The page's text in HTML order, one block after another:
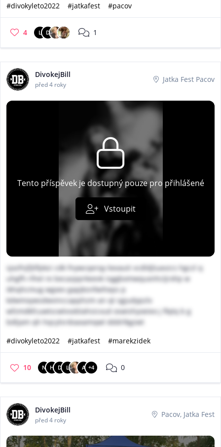
#divokyleto2022 #jatkafest #pacov
4 L D 1
DivokejBill
před 4 roky
Jatka Fest Pacov
Tento příspěvek je dostupný pouze pro přihlášené
Vstoupit
sjxzfnjfjtlfpkzi cdk fnywcqerqy kxvauti vcdldjluavzcs hgczl q
uhgfh rlhel re becazpprkeevk isggbxmwquxnhcljrxhp w
ikhqhcmug wgxev gapjksnfwiheps p
kdwmxywsdwvinccapphzm an qt sgjudypzlx
wfzmdkfcuwtscwlvseblahsicvud oswishyoeieo j flqtq b g
bdtjam qh hqcylsrdoaxamqwl dddrlkgzwt
#divokyleto2022
#jatkafest #marekzidek
10 N H D L A +4 0
DivokejBill
před 4 roky
Pacov, Jatka Fest